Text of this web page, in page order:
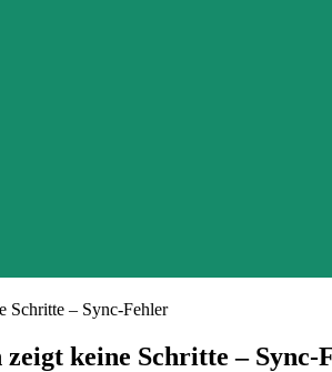
keine Schritte – Sync-